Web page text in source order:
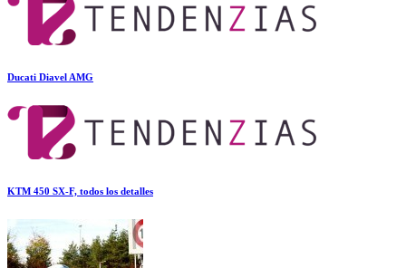
Ducati Diavel AMG
KTM 450 SX-F, todos los detalles